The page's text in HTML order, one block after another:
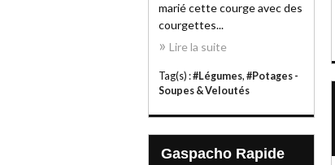
marié cette courge avec des
courgettes...
Lire la suite
Tag(s) :#Légumes, #Potages -
Soupes & Veloutés
Gaspacho Rapide